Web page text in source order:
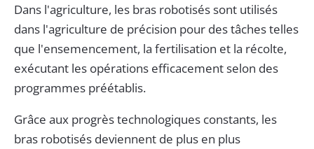
Dans l'agriculture, les bras robotisés sont utilisés
dans l'agriculture de précision pour des tâches telles
que l'ensemencement, la fertilisation et la récolte,
exécutant les opérations efficacement selon des
programmes préétablis.
Grâce aux progrès technologiques constants, les
bras robotisés deviennent de plus en plus